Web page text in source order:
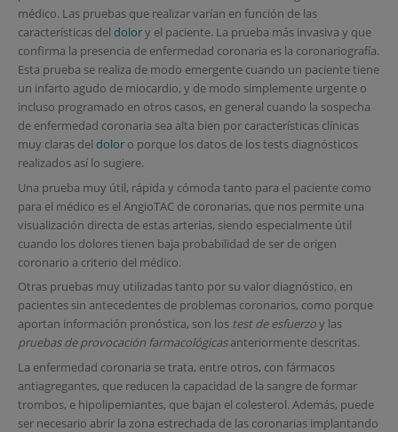
médico. Las pruebas que realizar varían en función de las
características del dolory el paciente. La prueba más invasiva y que
confirma la presencia de enfermedad coronaria es la coronariografía.
Esta prueba se realiza de modo emergente cuando un paciente tiene
un infarto agudo de miocardio, y de modo simplemente urgente o
incluso programado en otros casos, en general cuando la sospecha
de enfermedad coronaria sea alta bien por características clínicas
muy claras del doloro porque los datos de los tests diagnósticos
realizados así lo sugiere.
Una prueba muy útil, rápida y cómoda tanto para el paciente como
para el médico es el AngioTAC de coronarias, que nos permite una
visualización directa de estas arterias, siendo especialmente útil
cuando los dolores tienen baja probabilidad de ser de origen
coronario a criterio del médico.
Otras pruebas muy utilizadas tanto por su valor diagnóstico, en
pacientes sin antecedentes de problemas coronarios, como porque
aportan información pronóstica, son los test de esfuerzoy las
pruebas de provocación farmacológicasanteriormente descritas.
La enfermedad coronaria se trata, entre otros, con fármacos
antiagregantes, que reducen la capacidad de la sangre de formar
trombos, e hipolipemiantes, que bajan el colesterol. Además, puede
ser necesario abrir la zona estrechada de las coronarias implantando